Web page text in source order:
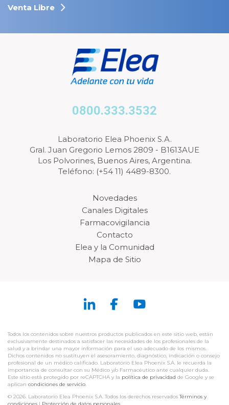
Venta Libre
0800.333.3532
Laboratorio Elea Phoenix S.A.
Gral. Juan Gregorio Lemos 2809 - B1613AUE
Los Polvorines, Buenos Aires, Argentina.
Teléfono: (+54 11) 4489-8300.
Novedades
Canales Digitales
Farmacovigilancia
Contacto
Elea y la Comunidad
Mapa de Sitio
Todos los contenidos sobre nuestros productos publicados en este sitio web, están
exclusivamente destinados a satisfacer las necesidades de los profesionales de la
salud y a brindar una mayor información para el uso adecuado de los mismos.
Dichos contenidos no sustituyen el asesoramiento, diagnóstico, indicación o consejo
profesional de un médico calificado. Laboratorio Elea Phoenix S.A. le recuerda la
importancia de consultar con su Médico y/o Farmacéutico ante cualquier duda.
Este sitio está protegido por reCAPTCHA y la política de privacidad de Google y se
aplican condiciones de servicio.
© 2026. Laboratorio Elea Phoenix S.A. Todos los derechos reservadosTérminos y